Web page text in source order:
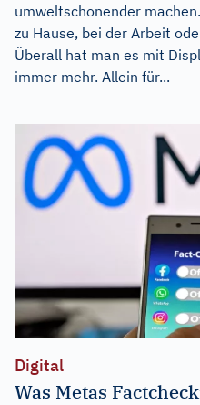
umweltschonender machen.
zu Hause, bei der Arbeit
Überall hat man es mit
immer mehr. Allein für...
Digital
Was Metas